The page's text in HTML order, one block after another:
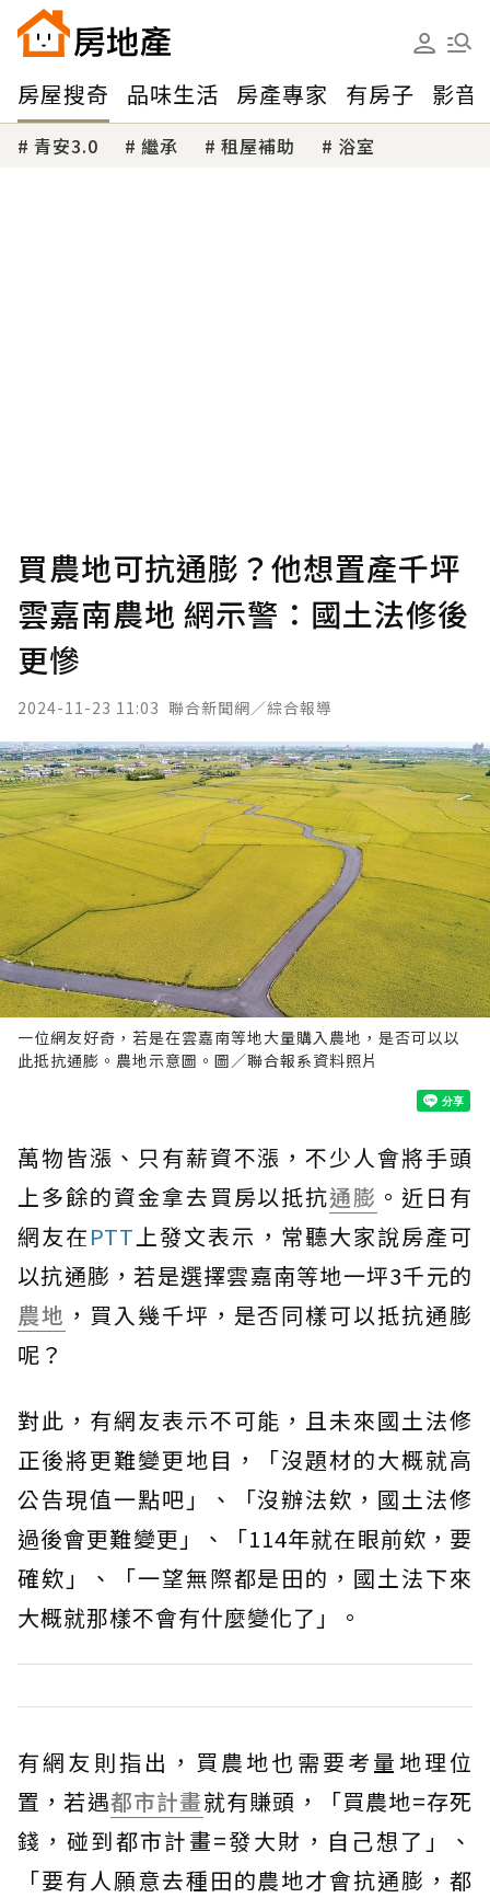
房屋搜奇 品味生活 房產專家 有房子 影音
青安3.0 繼承 租屋補助 浴室
買農地可抗通膨？他想置產千坪
雲嘉南農地 網示警：國土法修後
更慘
2024-11-23 11:03 聯合新聞網／綜合報導
一位網友好奇，若是在雲嘉南等地大量購入農地，是否可以以
此抵抗通膨。農地示意圖。圖／聯合報系資料照片
萬物皆漲、只有薪資不漲，不少人會將手頭
上多餘的資金拿去買房以抵抗通膨 。近日有
網友在PTT上發文表示，常聽大家說房產可
以抗通膨，若是選擇雲嘉南等地一坪3千元的
農地 ，買入幾千坪，是否同樣可以抵抗通膨
呢？
對此，有網友表示不可能，且未來國土法修
正後將更難變更地目，「沒題材的大概就高
公告現值一點吧」、「沒辦法欸，國土法修
過後會更難變更」、「114年就在眼前欸，要
確欸」、「一望無際都是田的，國土法下來
大概就那樣不會有什麼變化了」。
有網友則指出，買農地也需要考量地理位
置，若遇都市計畫就有賺頭，「買農地=存死
錢，碰到都市計畫=發大財，自己想了」、
「要有人願意去種田的農地才會抗通膨，都